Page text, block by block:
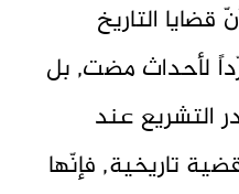
التاريخ
لأحداث مضت, بل
التشريع عند
تاريخية, فإنّها